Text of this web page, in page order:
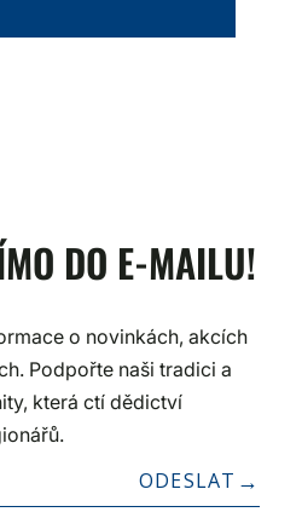
DO E-MAILU!
o novinkách, akcích
Podpořte naši tradici a
která ctí dědictví
ODESLAT